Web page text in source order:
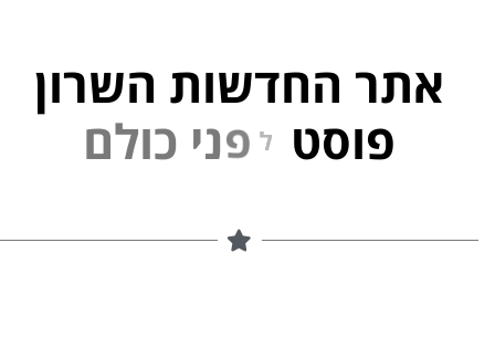
אתר החדשות השרון
פוסט